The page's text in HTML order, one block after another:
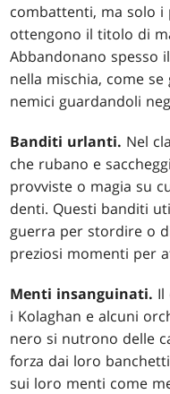
combattenti, ma solo i
ottengono il titolo di
Abbandonano spesso
nella mischia, come
nemici guardandoli
Banditi urlanti. Nel
che rubano e
provviste o magia su
denti. Questi banditi
guerra per stordire o
preziosi momenti per
Menti insanguinati. Il
i Kolaghan e alcuni
nero si nutrono delle
forza dai loro
sui loro menti come